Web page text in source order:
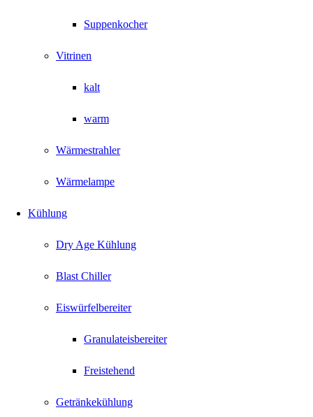
Suppenkocher
Vitrinen
kalt
warm
Wärmestrahler
Wärmelampe
Kühlung
Dry Age Kühlung
Blast Chiller
Eiswürfelbereiter
Granulateisbereiter
Freistehend
Getränkekühlung